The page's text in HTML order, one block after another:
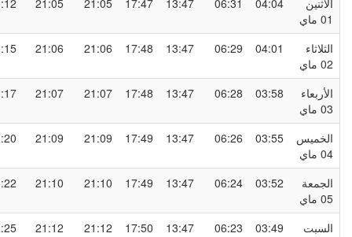
04:04
06:31
13:47
17:47
21:05
21:05
23:12
04:01
06:29
13:47
17:48
21:06
21:06
23:15
03:58
06:28
13:47
17:48
21:07
21:07
23:17
03:55
06:26
13:47
17:49
21:09
21:09
23:20
03:52
06:24
13:47
17:49
21:10
21:10
23:22
03:49
06:23
13:47
17:50
21:12
21:12
23:25